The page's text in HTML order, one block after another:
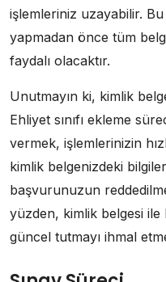
işlemleriniz uzayabilir.
yapmadan önce tüm
faydalı olacaktır.
Unutmayın ki, kimlik
Ehliyet sınıfı ekleme
vermek, işlemlerinizin
kimlik belgenizdeki
başvurunuzun
yüzden, kimlik belgesi
güncel tutmayı ihmal